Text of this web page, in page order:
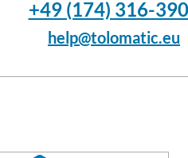
+49 (174) 316-
help@tolomatic.eu